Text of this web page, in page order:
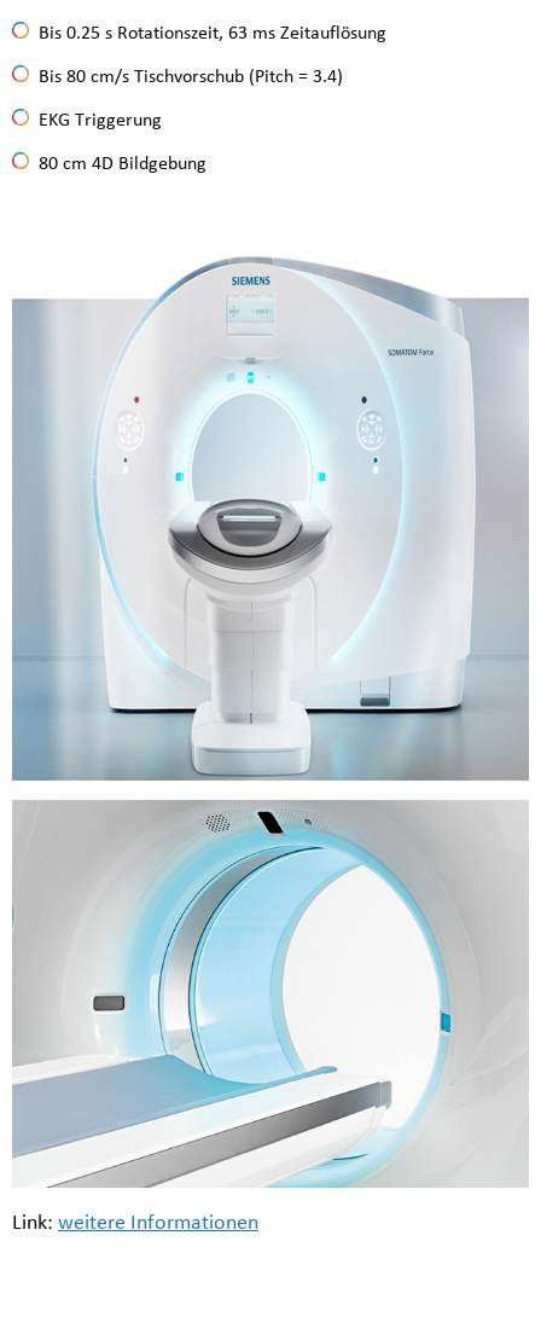
Bis 0.25 s Rotationszeit, 63 ms Zeitauflösung
Bis 80 cm/s Tischvorschub (Pitch = 3.4)
EKG Triggerung
80 cm 4D Bildgebung
Link: weitere Informationen